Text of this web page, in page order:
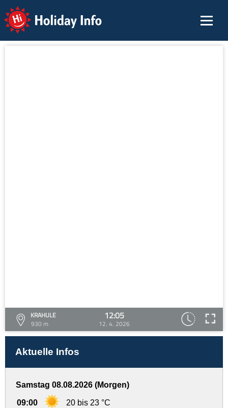
Holiday Info
KRAHULE
930 m
12:05
12. 4. 2026
Aktuelle Infos
Samstag 08.08.2026 (Morgen)
09:00 20 bis 23 °C